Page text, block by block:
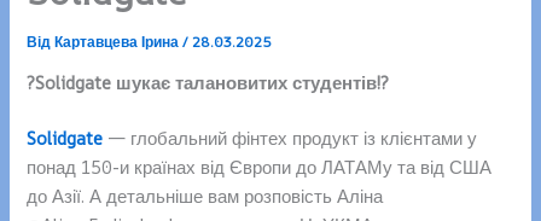
ВідКартавцева Ірина/28.03.2025
?Solidgate шукає талановитих студентів!?
Solidgate — глобальний фінтех продукт із клієнтами у
понад 150-и країнах від Європи до ЛАТАМу та від США
до Азії. А детальніше вам розповість Аліна